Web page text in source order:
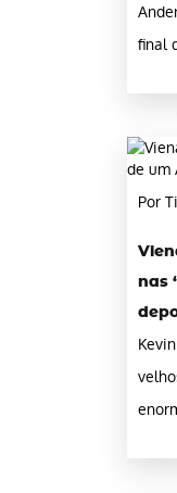
final
Por
nas